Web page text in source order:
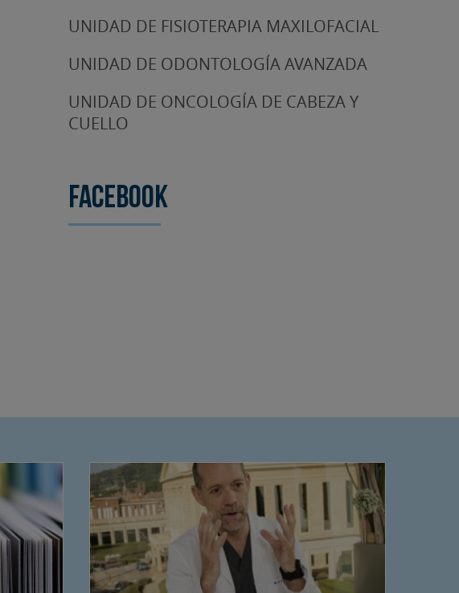
UNIDAD DE FISIOTERAPIA MAXILOFACIAL
UNIDAD DE ODONTOLOGÍA AVANZADA
UNIDAD DE ONCOLOGÍA DE CABEZA Y
CUELLO
Facebook